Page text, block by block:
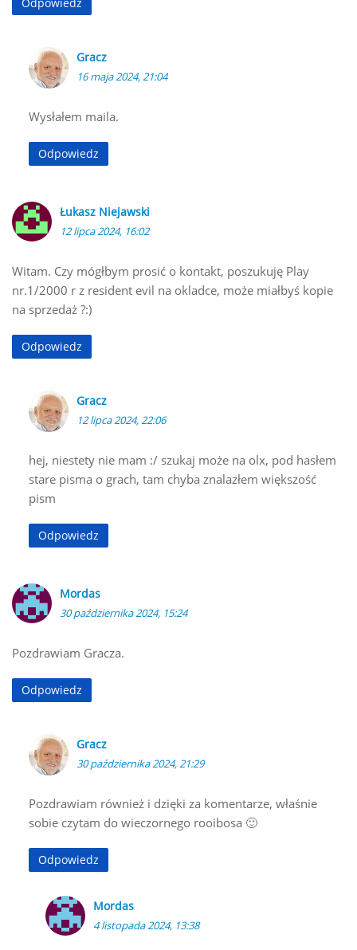
Gracz
16 maja 2024, 21:04
Wysłałem maila.
Odpowiedz
Łukasz Niejawski
12 lipca 2024, 16:02
Witam. Czy mógłbym prosić o kontakt, poszukuję Play
nr.1/2000 r z resident evil na okladce, może miałbyś kopie
na sprzedaż ?:)
Odpowiedz
Gracz
12 lipca 2024, 22:06
hej, niestety nie mam :/ szukaj może na olx, pod hasłem
stare pisma o grach, tam chyba znalazłem większość
pism
Odpowiedz
Mordas
30 października 2024, 15:24
Pozdrawiam Gracza.
Odpowiedz
Gracz
30 października 2024, 21:29
Pozdrawiam również i dzięki za komentarze, właśnie
sobie czytam do wieczornego rooibosa 🙂
Odpowiedz
Mordas
4 listopada 2024, 13:38